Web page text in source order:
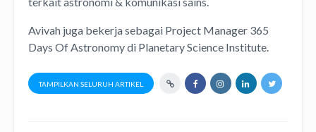
Avivah juga bekerja sebagai Project Manager 365
Days Of Astronomydi Planetary Science Institute.
TAMPILKAN SELURUH ARTIKEL